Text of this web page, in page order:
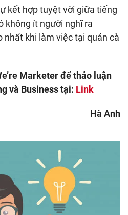
kết hợp tuyệt vời giữa tiếng
không ít người nghĩ ra
nhất khi làm việc tại quán cà
Marketer để thảo luận
và Business tại: Link
Hà Anh